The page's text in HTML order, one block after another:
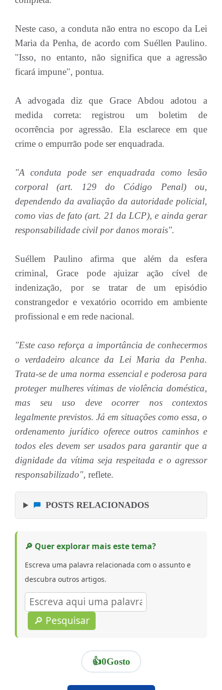
Neste caso, a conduta não entra no escopo da Lei
Maria da Penha, de acordo com Suéllen Paulino.
"Isso, no entanto, não significa que a agressão
ficará impune", pontua.
A advogada diz que Grace Abdou adotou a
medida correta: registrou um boletim de
ocorrência por agressão. Ela esclarece em que
crime o empurrão pode ser enquadrada.
"A conduta pode ser enquadrada como lesão
corporal (art. 129 do Código Penal) ou,
dependendo da avaliação da autoridade policial,
como vias de fato (art. 21 da LCP), e ainda gerar
responsabilidade civil por danos morais".
Suéllem Paulino afirma que além da esfera
criminal, Grace pode ajuizar ação cível de
indenização, por se tratar de um episódio
constrangedor e vexatório ocorrido em ambiente
profissional e em rede nacional.
"Este caso reforça a importância de conhecermos
o verdadeiro alcance da Lei Maria da Penha.
Trata-se de uma norma essencial e poderosa para
proteger mulheres vítimas de violência doméstica,
mas seu uso deve ocorrer nos contextos
legalmente previstos. Já em situações como essa, o
ordenamento jurídico oferece outros caminhos e
todos eles devem ser usados para garantir que a
dignidade da vítima seja respeitada e o agressor
responsabilizado", reflete.
POSTS RELACIONADOS
🔎 Quer explorar mais este tema?
Escreva uma palavra relacionada com o assunto e
descubra outros artigos.
🔎 Pesquisar
👍0Gosto